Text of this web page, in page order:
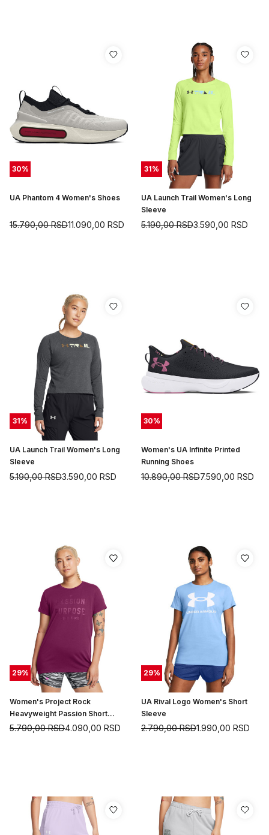
30%
UA Phantom 4 Women's Shoes
11.090,00 RSD
15.790,00RSD
31%
UA Launch Trail Women's Long
Sleeve
3.590,00 RSD
5.190,00RSD
31%
UA Launch Trail Women's Long
Sleeve
3.590,00 RSD
5.190,00RSD
30%
Women's UA Infinite Printed
Running Shoes
7.590,00 RSD
10.890,00RSD
29%
Women's Project Rock
Heavyweight Passion Short
Sleeve
4.090,00 RSD
5.790,00RSD
29%
UA Rival Logo Women's Short
Sleeve
1.990,00 RSD
2.790,00RSD